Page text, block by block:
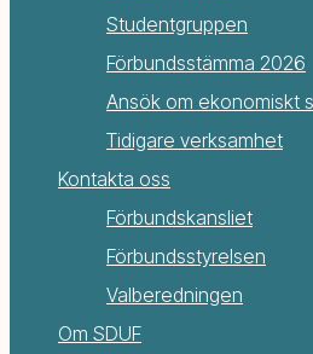
Studentgruppen
Förbundsstämma 2026
Ansök om ekonomiskt
Tidigare verksamhet
Kontakta oss
Förbundskansliet
Förbundsstyrelsen
Valberedningen
Om SDUF